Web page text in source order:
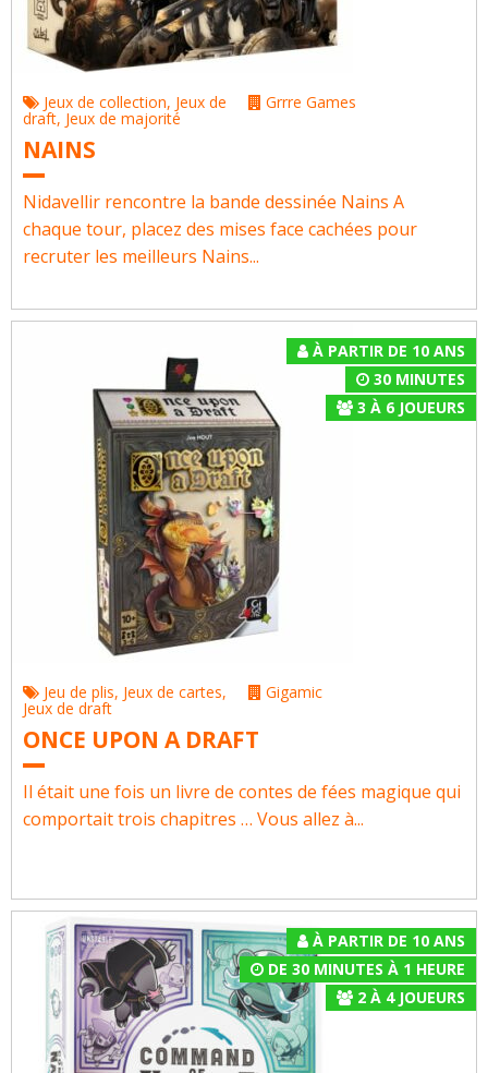
Jeux de collection, Jeux de
draft, Jeux de majorité
Grrre Games
NAINS
Nidavellir rencontre la bande dessinée Nains A
chaque tour, placez des mises face cachées pour
recruter les meilleurs Nains...
À PARTIR DE 10 ANS
30 MINUTES
3 À 6JOUEURS
Jeu de plis, Jeux de cartes,
Jeux de draft
Gigamic
ONCE UPON A DRAFT
Il était une fois un livre de contes de fées magique qui
comportait trois chapitres … Vous allez à...
À PARTIR DE 10 ANS
DE 30 MINUTES À 1 HEURE
2À 4JOUEURS